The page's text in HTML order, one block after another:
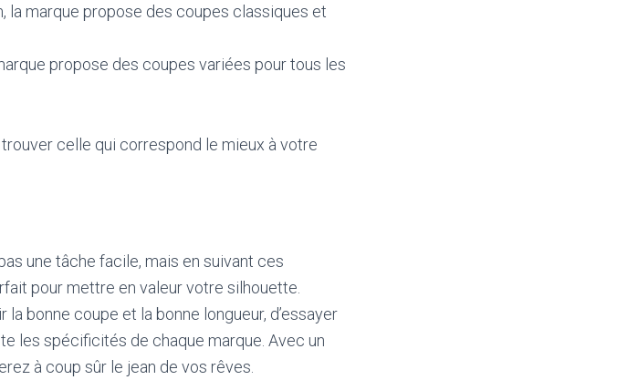
la marque propose des coupes classiques et
propose des coupes variées pour tous les
celle qui correspond le mieux à votre
une tâche facile, mais en suivant ces
pour mettre en valeur votre silhouette.
bonne coupe et la bonne longueur, d’essayer
les spécificités de chaque marque. Avec un
à coup sûr le jean de vos rêves.